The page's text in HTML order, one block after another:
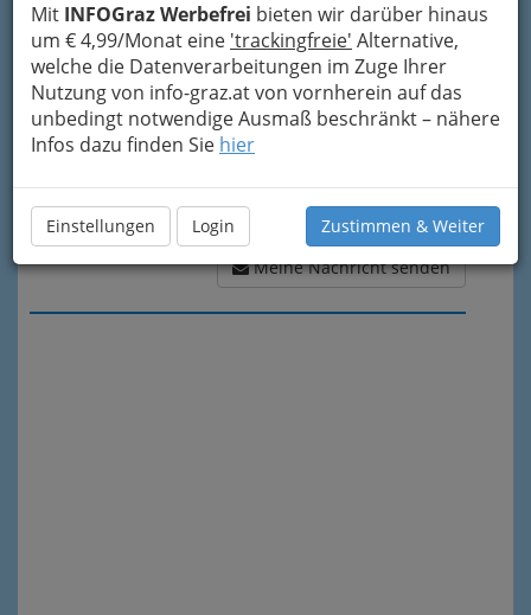
Mit INFOGraz Werbefrei bieten wir darüber hinaus
um € 4,99/Monat eine 'trackingfreie' Alternative,
welche die Datenverarbeitungen im Zuge Ihrer
Nutzung von info-graz.at von vornherein auf das
unbedingt notwendige Ausmaß beschränkt – nähere
Infos dazu finden Sie hier
Einstellungen Login Zustimmen & Weiter
Meine Nachricht senden